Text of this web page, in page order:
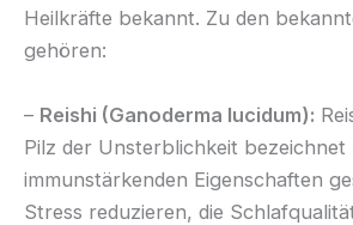
Heilkräfte bekannt. Zu den
gehören:
– Reishi (Ganoderma lucidum):
Pilz der Unsterblichkeit bezeichnet
immunstärkenden Eigenschaften
Stress reduzieren, die